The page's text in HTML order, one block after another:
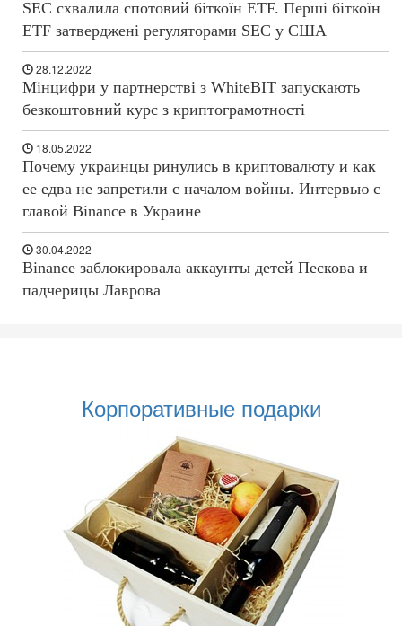
SEC схвалила спотовий біткоїн ETF. Перші біткоїн
ETF затверджені регуляторами SEC у США
28.12.2022
Мінцифри у партнерстві з WhiteBIT запускають
безкоштовний курс з криптограмотності
18.05.2022
Почему украинцы ринулись в криптовалюту и как
ее едва не запретили с началом войны. Интервью с
главой Binance в Украине
30.04.2022
Binance заблокировала аккаунты детей Пескова и
падчерицы Лаврова
Корпоративные подарки